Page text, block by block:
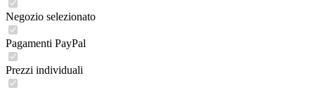
Negozio selezionato
Pagamenti PayPal
Prezzi individuali